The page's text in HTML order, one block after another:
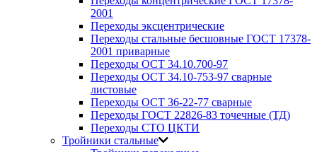
2001
Переходы эксцентрические
Переходы стальные бесшовные ГОСТ 17378-
2001 приварные
Переходы ОСТ 34.10.700-97
Переходы ОСТ 34.10-753-97 сварные
листовые
Переходы ОСТ 36-22-77 сварные
Переходы ГОСТ 22826-83 точечные (ТД)
Переходы СТО ЦКТИ
Тройники стальные